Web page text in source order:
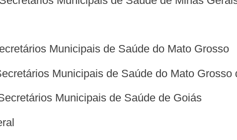
Municipais de Saúde do Mato Grosso
Municipais de Saúde do Mato Grosso
Municipais de Saúde de Goiás